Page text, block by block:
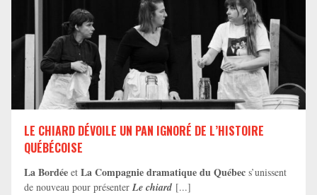
LE CHIARD DÉVOILE UN PAN IGNORÉ DE L’HISTOIRE
QUÉBÉCOISE
La Bordée et La Compagnie dramatique du Québec s’unissent
de nouveau pour présenter Le chiard [...]